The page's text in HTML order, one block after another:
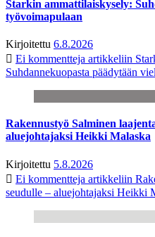
Starkin ammattilaiskysely:
työvoimapulaan
Kirjoitettu 6.8.2026
Ei kommentteja artikkeliin
Suhdannekuopasta päädytään
Rakennustyö Salminen
aluejohtajaksi Heikki Malaska
Kirjoitettu 5.8.2026
Ei kommentteja artikkeliin
seudulle – aluejohtajaksi Heikki